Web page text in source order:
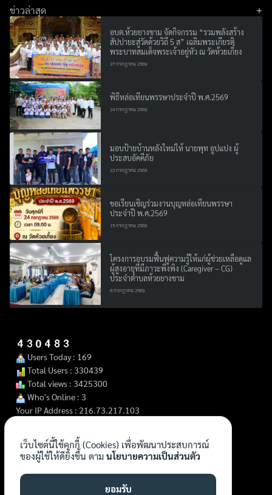
Search
for:
Search
ข่าวล่าสุด
อบต.ห้วยยางขาม จัดกิจกรรม “รวมพลังสร้าง
สัปปายะสู่วัดด้วยวิถี 5 ส” เฉลิมพระเกียรติ
พระบาทสมเด็จพระเจ้าอยู่หัว ณ วัดห้วยเกี๋ยง
27 กรกฎาคม 2569
พิธีหล่อเทียนพรรษาประจำปี พ.ศ.2569
24 กรกฎาคม 2569
มอบป้ายบ้านหลังใหม่ให้ นายพุท อูปแปง ผู้
ประสบอัคคีภัย
23 กรกฎาคม 2569
ขอเรียนเชิญร่วมงานบุญหล่อเทียนพรรษา
ประจำปี พ.ศ.2569
15 กรกฎาคม 2569
โครงการอบรมฟื้นฟูความรู้ให้แก่ผู้ช่วยเหลือดูแล
ผู้สูงอายุที่มีภาวะพึ่งพิง (Caregiver – CG)
ประจำตำบลห้วยยางขาม
8 กรกฎาคม 2569
Users Today : 169
Total Users : 330439
Total views : 3425300
Who's Online : 3
Your IP Address : 216.73.217.103
เว็บไซต์นี้ใช้คุกกี้ (Cookies) เพื่อพัฒนาประสบการณ์
ของผู้ใช้ให้ดียิ่งขึ้น ตาม นโยบายความเป็นส่วนตัว
ยอมรับ